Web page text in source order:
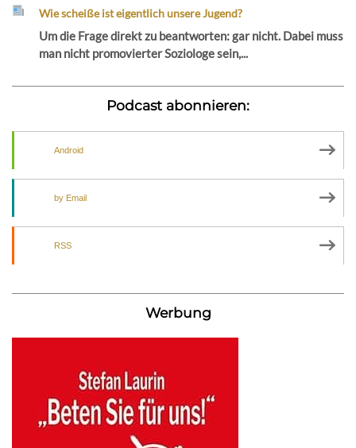
Wie scheiße ist eigentlich unsere Jugend?
Um die Frage direkt zu beantworten: gar nicht. Dabei muss
man nicht promovierter Soziologe sein,...
Podcast abonnieren:
Android
by Email
RSS
Werbung